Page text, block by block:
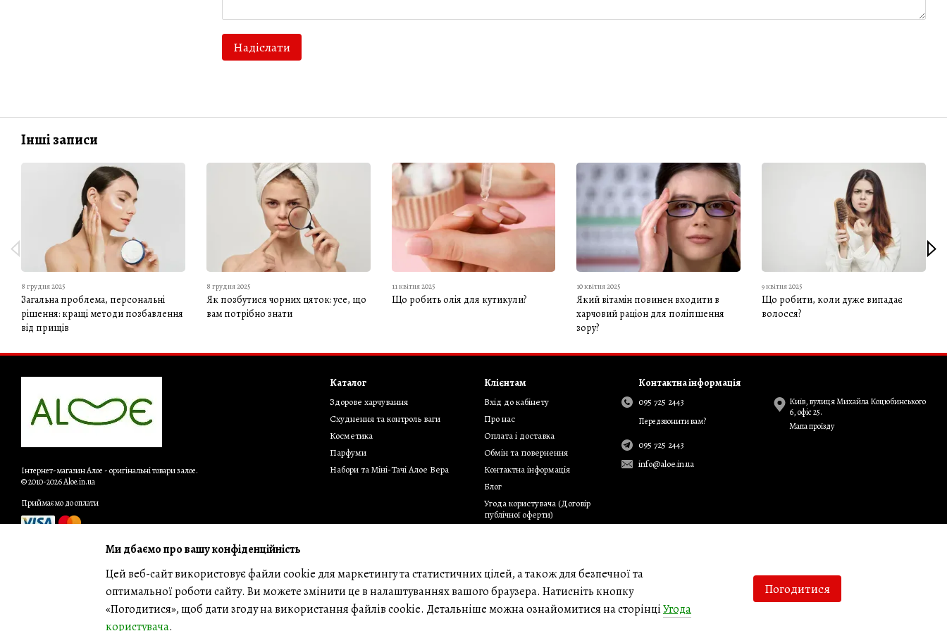
Надіслати
Інші записи
8 грудня 2025
Загальна проблема, персональні
рішення: кращі методи позбавлення
від прищів
8 грудня 2025
Як позбутися чорних цяток: усе, що
вам потрібно знати
11 квітня 2025
Що робить олія для кутикули?
10 квітня 2025
Який вітамін повинен входити в
харчовий раціон для поліпшення
зору?
9 квітня 2025
Що робити, коли дуже випадає
волосся?
Інтернет-магазин Алое - оригінальні товари з алое.
© 2010-2026 Aloe.in.ua
Приймаємо до оплати
Каталог
Здорове харчування
Cхуднення та контроль ваги
Косметика
Парфуми
Набори та Міні-Тачі Алое Вера
Клієнтам
Вхід до кабінету
Про нас
Оплата і доставка
Обмін та повернення
Контактна інформація
Блог
Угода користувача (Договір
публічної оферти)
Бренди
Мапа сайту
Контактна інформація
095 725 2443
Передзвонити вам?
095 725 2443
info@aloe.in.ua
Київ, вулиця Михайла Коцюбинського
6, офіс 25.
Мапа проїзду
Ми дбаємо про вашу конфіденційність
Цей веб-сайт використовує файли cookie для маркетингу та статистичних цілей, а також для безпечної та
оптимальної роботи сайту. Ви можете змінити це в налаштуваннях вашого браузера. Натисніть кнопку
«Погодитися», щоб дати згоду на використання файлів cookie. Детальніше можна ознайомитися на сторінціУгода
користувача.
Погодитися